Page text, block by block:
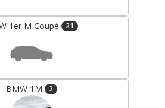
1er M Coupé 21
BMW 1M 2